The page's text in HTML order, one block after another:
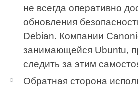
не всегда оперативно
обновления
Debian. Компании
занимающейся Ubuntu,
следить за этим
Обратная сторона